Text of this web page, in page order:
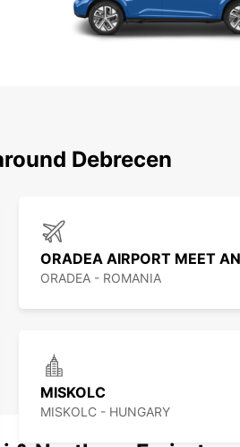
Debrecen
ORADEA - ROMANIA
MISKOLC
MISKOLC - HUNGARY